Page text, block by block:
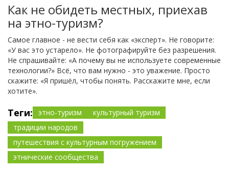
Как не обидеть местных, приехав
на этно-туризм?
Самое главное - не вести себя как «эксперт». Не говорите:
«У вас это устарело». Не фотографируйте без разрешения.
Не спрашивайте: «А почему вы не используете современные
технологии?» Всё, что вам нужно - это уважение. Просто
скажите: «Я пришёл, чтобы понять. Расскажите мне, если
хотите».
Теги: этно-туризм
культурный туризм
традиции народов
путешествия с культурным погружением
этнические сообщества